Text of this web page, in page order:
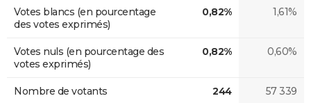
Votes blancs (en pourcentage
des votes exprimés)
0,82% 1,61%
Votes nuls (en pourcentage des
votes exprimés)
0,82% 0,60%
Nombre de votants 244 57 339